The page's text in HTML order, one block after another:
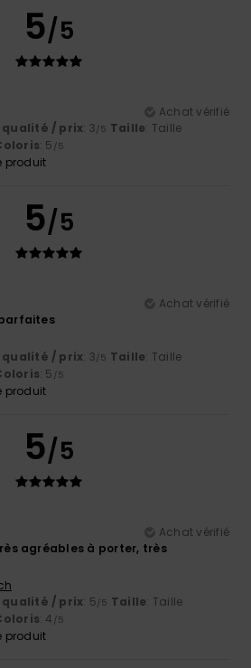
5/5
Achat vérifié
qualité / prix: 3/5 Taille: Taille
: 5 /5
produit
5/5
Achat vérifié
qualité / prix: 3/5 Taille: Taille
: 5 /5
produit
5/5
Achat vérifié
agréables à porter, très
qualité / prix: 5/5 Taille: Taille
: 4 /5
produit